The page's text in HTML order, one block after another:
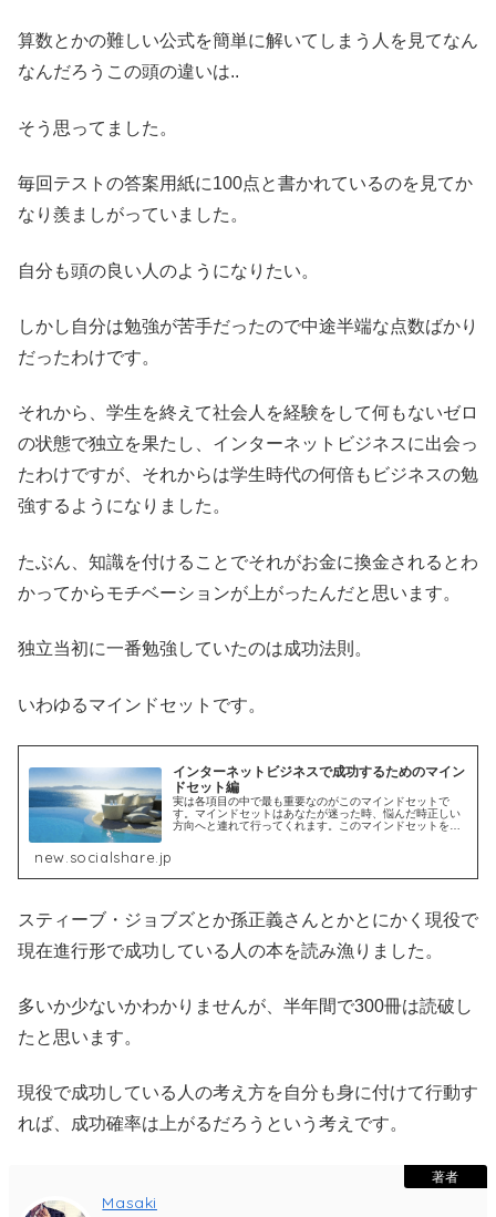
算数とかの難しい公式を簡単に解いてしまう人を見てなん
なんだろうこの頭の違いは..
そう思ってました。
毎回テストの答案用紙に100点と書かれているのを見てか
なり羨ましがっていました。
自分も頭の良い人のようになりたい。
しかし自分は勉強が苦手だったので中途半端な点数ばかり
だったわけです。
それから、学生を終えて社会人を経験をして何もないゼロ
の状態で独立を果たし、インターネットビジネスに出会っ
たわけですが、それからは学生時代の何倍もビジネスの勉
強するようになりました。
たぶん、知識を付けることでそれがお金に換金されるとわ
かってからモチベーションが上がったんだと思います。
独立当初に一番勉強していたのは成功法則。
いわゆるマインドセットです。
インターネットビジネスで成功するためのマイン
ドセット編
実は各項目の中で最も重要なのがこのマインドセットで
す。マインドセットはあなたが迷った時、悩んだ時正しい
方向へと連れて行ってくれます。このマインドセットを行
new.socialshare.jp
スティーブ・ジョブズとか孫正義さんとかとにかく現役で
現在進行形で成功している人の本を読み漁りました。
多いか少ないかわかりませんが、半年間で300冊は読破し
たと思います。
現役で成功している人の考え方を自分も身に付けて行動す
れば、成功確率は上がるだろうという考えです。
著者
Masaki